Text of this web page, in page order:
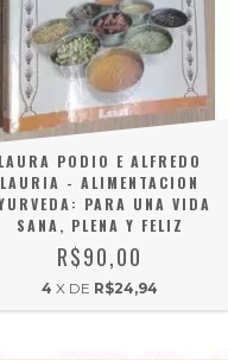
LAURA PODIO E ALFREDO
LAURIA - ALIMENTACION
PARA UNA VIDA
SANA, PLENA Y FELIZ
R$90,00
4 X DE R$24,94